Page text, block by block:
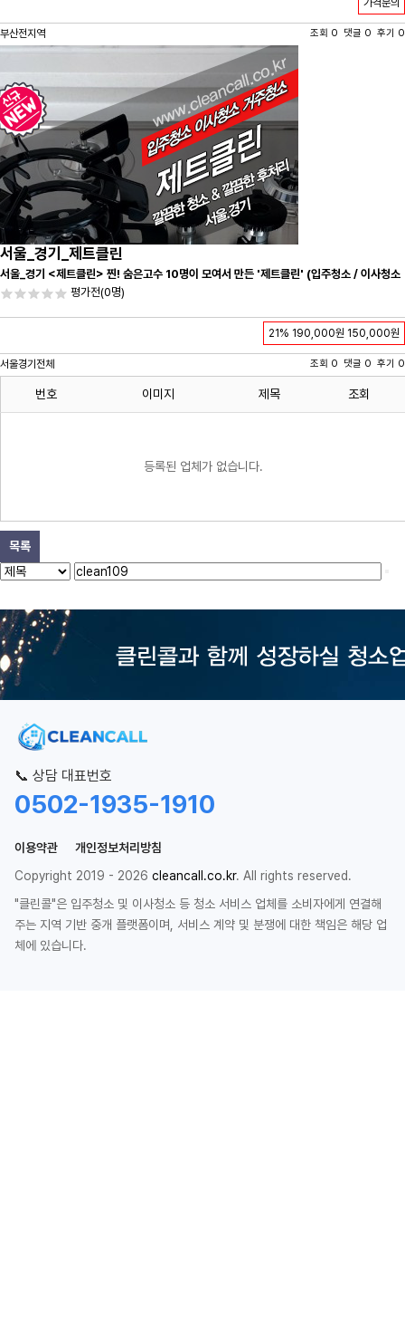
가격문의
부산전지역 조회 0 댓글 0 후기 0
서울_경기_제트클린
서울_경기 <제트클린> 찐! 숨은고수 10명이 모여서 만든 '제트클린' (입주청소 / 이사청소
/ 줄눈시공) 항상 꼼꼼하게 친절하게 응대하겠습니다^-^
평가전(0명)
21% 190,000원 150,000원
서울경기전체 조회 0 댓글 0 후기 0
번호 이미지 제목 조회
등록된 업체가 없습니다.
목록
📞 상담 대표번호
0502-1935-1910
이용약관
개인정보처리방침
Copyright 2019 - 2026 cleancall.co.kr. All rights reserved.
"클린콜"은 입주청소 및 이사청소 등 청소 서비스 업체를 소비자에게 연결해
주는 지역 기반 중개 플랫폼이며, 서비스 계약 및 분쟁에 대한 책임은 해당 업
체에 있습니다.